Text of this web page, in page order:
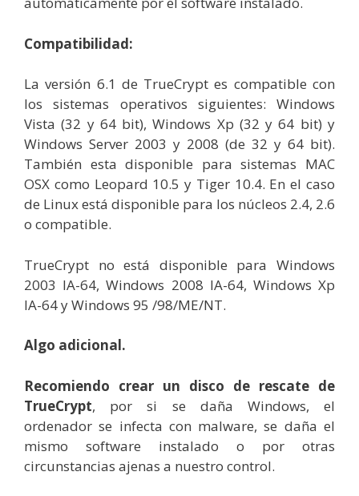
Compatibilidad:
La versión 6.1 de TrueCrypt es compatible con
los sistemas operativos siguientes: Windows
Vista (32 y 64 bit), Windows Xp (32 y 64 bit) y
Windows Server 2003 y 2008 (de 32 y 64 bit).
También esta disponible para sistemas MAC
OSX como Leopard 10.5 y Tiger 10.4. En el caso
de Linux está disponible para los núcleos 2.4, 2.6
o compatible.
TrueCrypt no está disponible para Windows
2003 IA-64, Windows 2008 IA-64, Windows Xp
IA-64 y Windows 95 /98/ME/NT.
Algo adicional.
Recomiendo crear un disco de rescate de
TrueCrypt, por si se daña Windows, el
ordenador se infecta con malware, se daña el
mismo software instalado o por otras
circunstancias ajenas a nuestro control.